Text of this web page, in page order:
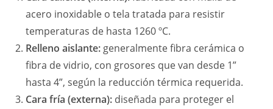
acero inoxidable o tela tratada para resistir
temperaturas de hasta 1260 ºC.
Relleno aislante: generalmente fibra cerámica o
fibra de vidrio, con grosores que van desde 1”
hasta 4”, según la reducción térmica requerida.
Cara fría (externa): diseñada para proteger el